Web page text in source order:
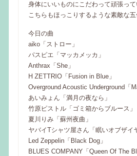
身体にいいものにこだわって頑張っ
こちらもほっこりするような素敵な五
今日の曲
aiko「ストロー」
パスピエ「マッカメッカ」
Anthrax「She」
H ZETTRIO「Fusion in Blue」
Overground Acoustic Underground「
あいみょん「満月の夜なら」
竹原ピストル「ゴミ箱からブルース」
夏川りみ「蘇州夜曲」
ヤバイTシャツ屋さん「眠いオブザイ
Led Zeppelin「Black Dog」
BLUES COMPANY「Queen Of The